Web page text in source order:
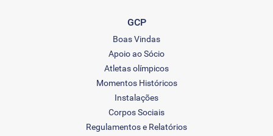
GCP
Boas Vindas
Apoio ao Sócio
Atletas olímpicos
Momentos Históricos
Instalações
Corpos Sociais
Regulamentos e Relatórios